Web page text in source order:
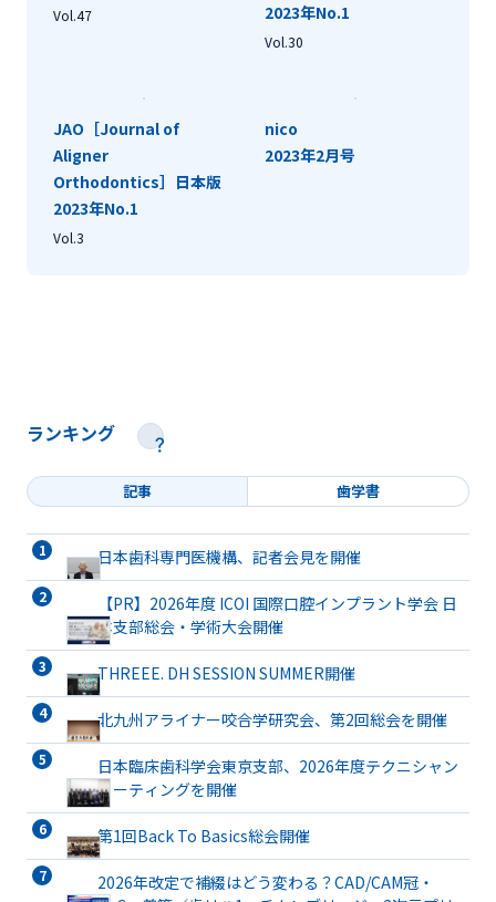
Vol.47
2023年No.1
Vol.30
JAO［Journal of
Aligner
Orthodontics］日本版
2023年No.1
Vol.3
nico
2023年2月号
ランキング
記事 歯学書
日本歯科専門医機構、記者会見を開催
【PR】2026年度 ICOI 国際口腔インプラント学会 日
本支部総会・学術大会開催
THREEE. DH SESSION SUMMER開催
北九州アライナー咬合学研究会、第2回総会を開催
日本臨床歯科学会東京支部、2026年度テクニシャン
ミーティングを開催
第1回Back To Basics総会開催
2026年改定で補綴はどう変わる？CAD/CAM冠・